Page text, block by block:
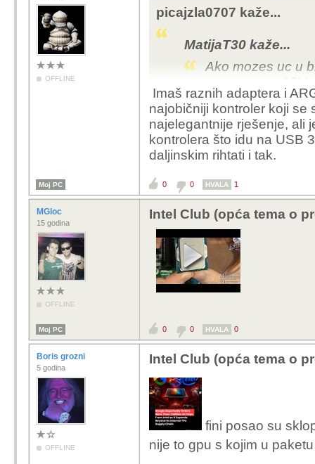
OFFLINE
picajzla0707 kaže...
MatijaT30 kaže...
Ako mozes uc u
opterecenja,
zar ne bi onda isti
nije nešto puno
slabiji 2400g unutra i
poanta je bila da
koje je bitno da svijetli
ploča nema argb
kućištu
treba mi koji dan da
i vidjet jel koji pin
matičnu
odlično napajanje na
njega, ali provjerit ću i
Imaš raznih adaptera i
najobičniji kontroler koji se
najelegantnije rješenje, ali
kontrolera što idu na USB
daljinskim rihtati i tak.
Moj PC 0 0 HVALA 1
MGloc
15 godina
OFFLINE
Intel Club (opća tema o
Moj PC 0 0 HVALA 0
Boris grozni
5 godina
OFFLINE
Intel Club (opća tema o
fini posao su
nije to gpu s kojim u